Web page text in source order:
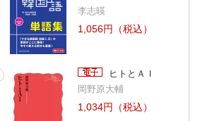
1
李志暎
1,056円（税込）
ヒトとＡＩ
岡野原大輔
1,034円（税込）